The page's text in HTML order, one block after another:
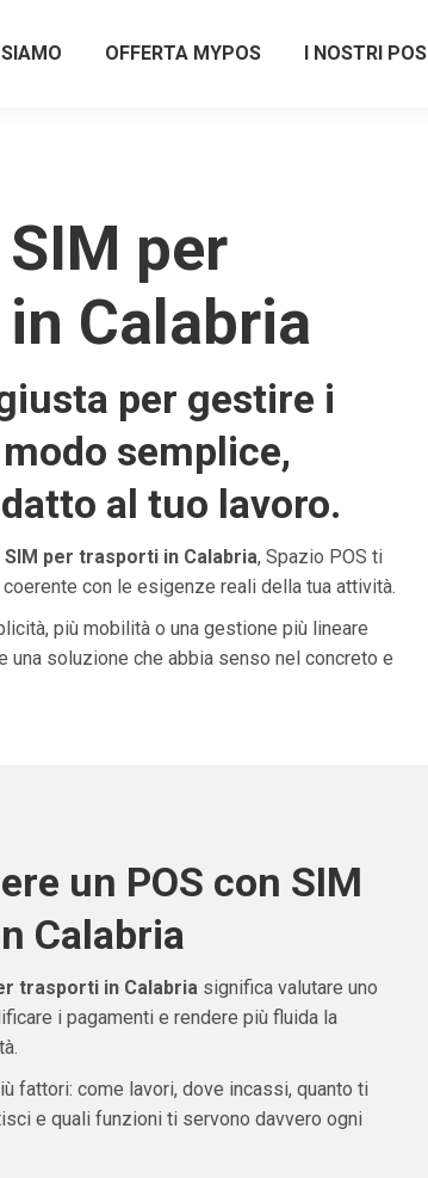
OFFERTA MYPOS I NOSTRI POS
per
Calabria
per gestire i
semplice,
al tuo lavoro.
SIM per trasporti in Calabria, Spazio POS ti
con le esigenze reali della tua attività.
più mobilità o una gestione più lineare
una soluzione che abbia senso nel concreto e
un POS con SIM
Calabria
trasporti in Calabriasignifica valutare uno
i pagamenti e rendere più fluida la
fattori: come lavori, dove incassi, quanto ti
e quali funzioni ti servono davvero ogni